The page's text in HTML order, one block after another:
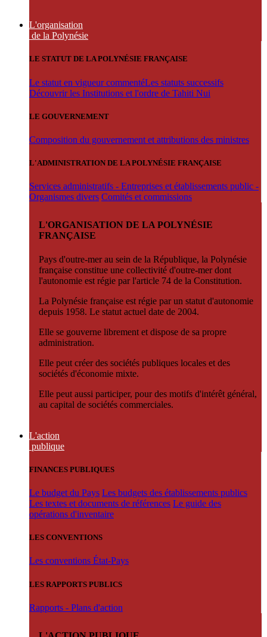
L'organisation
de la Polynésie
LE STATUT DE LA POLYNÉSIE FRANÇAISE
Le statut en vigueur commentéLes statuts successifs
Découvrir les Institutions et l'ordre de Tahiti Nui
LE GOUVERNEMENT
Composition du gouvernement et attributions des ministres
L'ADMINISTRATION DE LA POLYNÉSIE FRANÇAISE
Services administratifs - Entreprises et établissements public -
Organismes divers Comités et commissions
L'ORGANISATION DE LA POLYNÉSIE
FRANÇAISE
Pays d'outre-mer au sein de la République, la Polynésie
française constitue une collectivité d'outre-mer dont
l'autonomie est régie par l'article 74 de la Constitution.
La Polynésie française est régie par un statut d'autonomie
depuis 1958. Le statut actuel date de 2004.
Elle se gouverne librement et dispose de sa propre
administration.
Elle peut créer des sociétés publiques locales et des
sociétés d'économie mixte.
Elle peut aussi participer, pour des motifs d'intérêt général,
au capital de sociétés commerciales.
L'action
publique
FINANCES PUBLIQUES
Le budget du Pays Les budgets des établissements publics
Les textes et documents de références Le guide des
opérations d'inventaire
LES CONVENTIONS
Les conventions État-Pays
LES RAPPORTS PUBLICS
Rapports - Plans d'action